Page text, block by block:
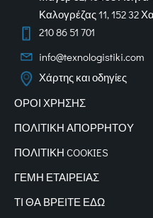
Καλογρέζας 11, 152 32
210 86 51 701
info@texnologistiki.com
Χάρτης και οδηγίες
ΟΡΟΙ ΧΡΗΣΗΣ
ΠΟΛΙΤΙΚΗ ΑΠΟΡΡΗΤΟΥ
ΠΟΛΙΤΙΚΗ COOKIES
ΓΕΜΗ ΕΤΑΙΡΕΙΑΣ
ΤΙ ΘΑ ΒΡΕΙΤΕ ΕΔΩ